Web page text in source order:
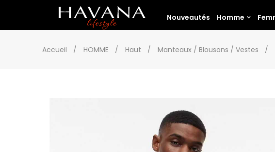
Nouveautés Homme
Accueil HOMME Haut Manteaux / Blousons / Vestes